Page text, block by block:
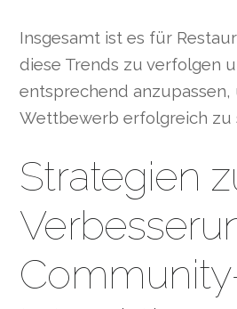
Insgesamt ist es für
diese Trends zu verfolgen
entsprechend
Wettbewerb erfolgreich zu
Strategien